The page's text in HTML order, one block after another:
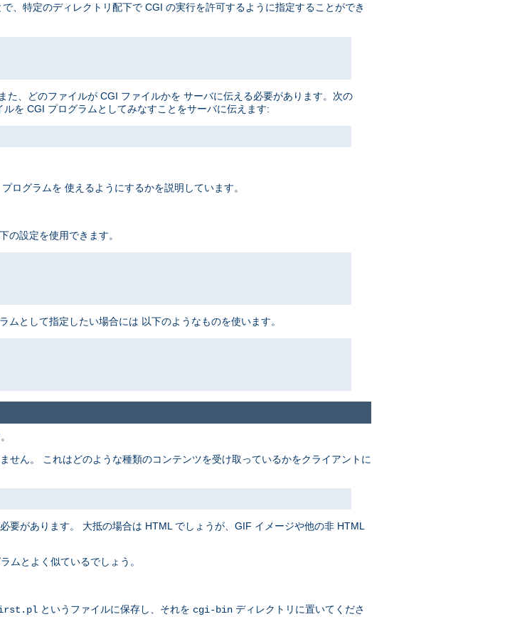
、特定のディレクトリ配下で CGI の実行を許可するように指定することができ
、どのファイルが CGI ファイルかを サーバに伝える必要があります。次の
を CGI プログラムとしてみなすことをサーバに伝えます:
ログラムを 使えるようにするかを説明しています。
の設定を使用できます。
として指定したい場合には 以下のようなものを使います。
せん。 これはどのような種類のコンテンツを受け取っているかをクライアントに
要があります。 大抵の場合は HTML でしょうが、GIF イメージや他の非 HTML
ムとよく似ているでしょう。
というファイルに保存し、それを cgi-bin ディレクトリに置いてくださ